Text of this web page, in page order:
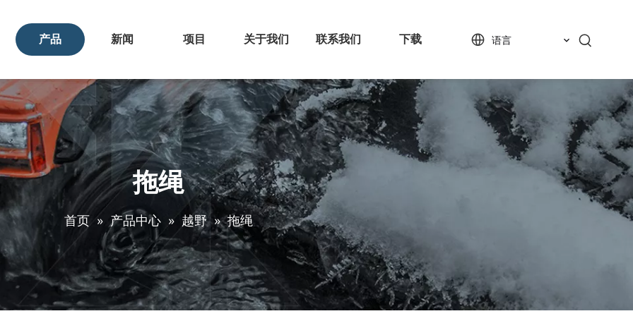
产品 新闻 项目 关于我们 联系我们 下载 语言
拖绳
首页 » 产品中心 » 越野 » 拖绳